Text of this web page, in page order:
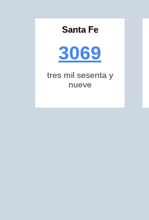
Santa Fe
3069
tres mil sesenta y
nueve